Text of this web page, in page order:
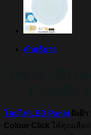
คำอธิบาย
โคมไฟ LED Panel
ฝังฝ้
Colour Click ให้คุณเลือก